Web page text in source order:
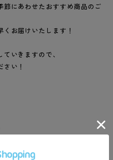
にあわせたおすすめ商品のご
お届けいたします！
いきますので、
い！